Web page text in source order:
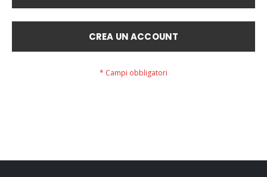
CREA UN ACCOUNT